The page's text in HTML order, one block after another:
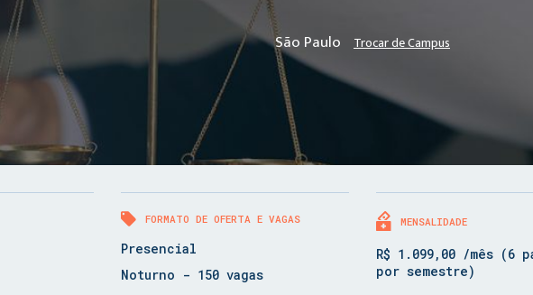
São Paulo Trocar de Campus
FORMATO DE OFERTA E VAGAS
Presencial
Noturno - 150 vagas
MENSALIDADE
R$ 1.099,00 /mês (6
por semestre)